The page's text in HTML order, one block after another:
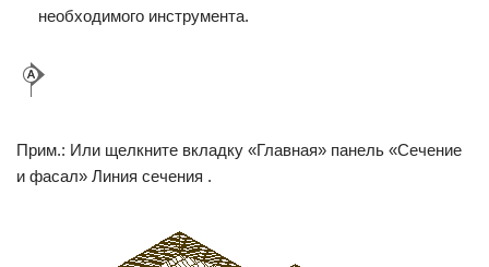
необходимого инструмента.
Прим.: Или щелкните вкладку «Главная» панель «Сечение
и фасал» Линия сечения .